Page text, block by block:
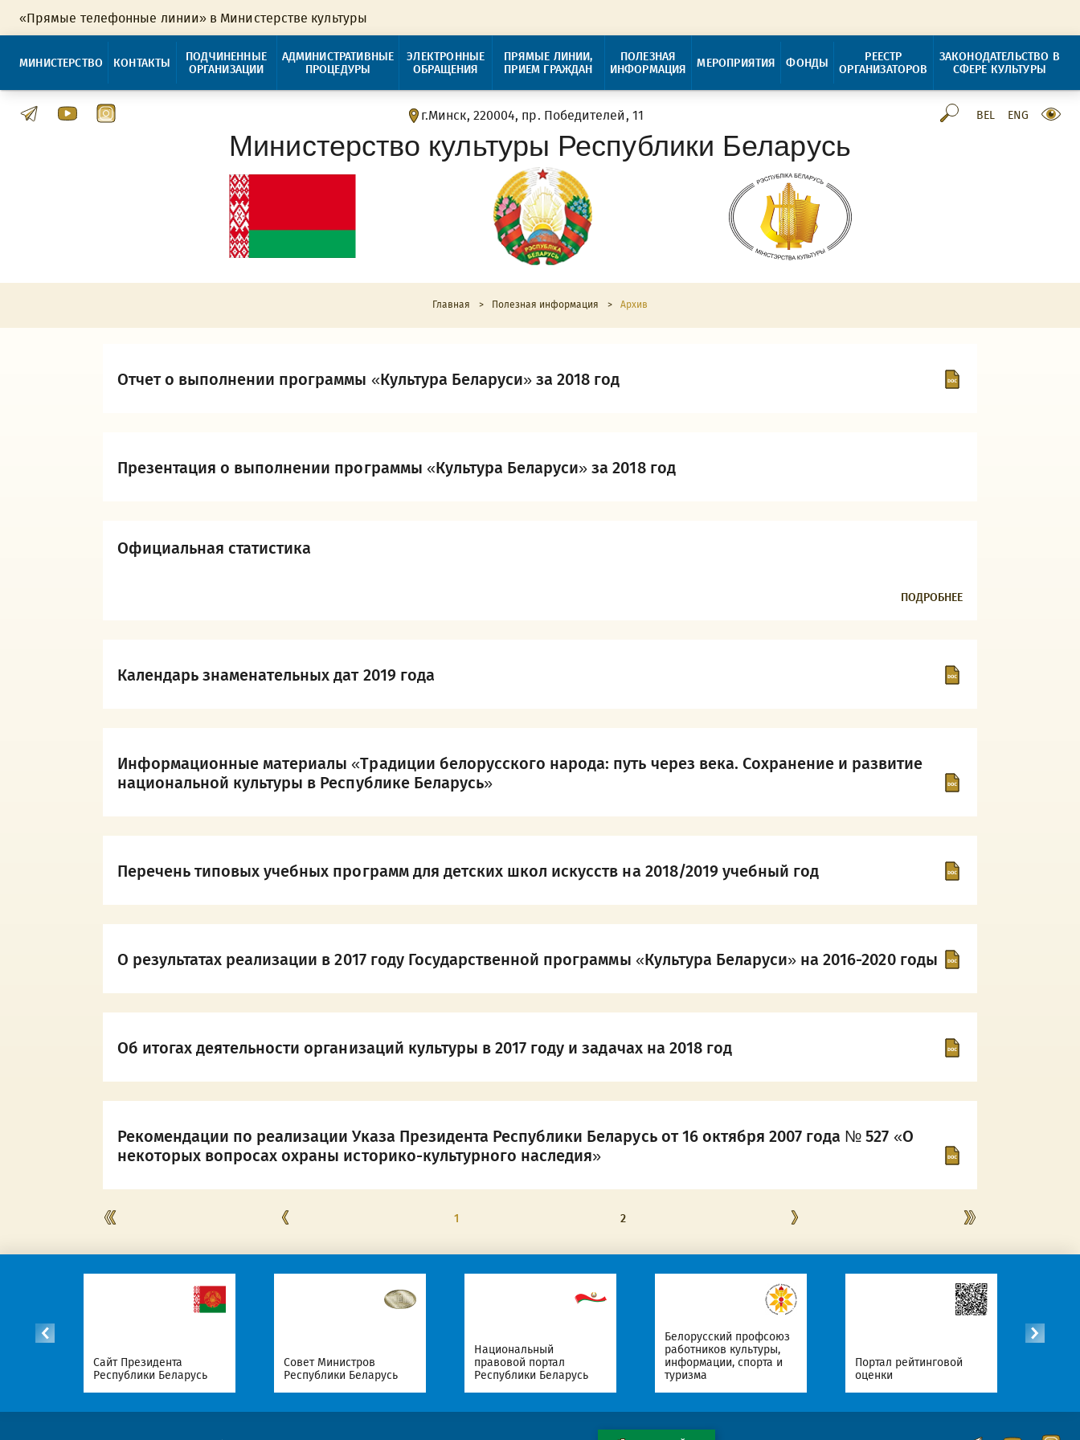
«Прямые телефонные линии» в Министерстве культуры
МИНИСТЕРСТВО КОНТАКТЫ
ПОДЧИНЕННЫЕ
ОРГАНИЗАЦИИ
АДМИНИСТРАТИВНЫЕ
ПРОЦЕДУРЫ
ЭЛЕКТРОННЫЕ
ОБРАЩЕНИЯ
ПРЯМЫЕ ЛИНИИ,
ПРИЕМ ГРАЖДАН
ПОЛЕЗНАЯ
ИНФОРМАЦИЯ
МЕРОПРИЯТИЯ ФОНДЫ
РЕЕСТР
ОРГАНИЗАТОРОВ
ЗАКОНОДАТЕЛЬСТВО В
СФЕРЕ КУЛЬТУРЫ
г.Минск, 220004, пр. Победителей, 11 BEL ENG
Министерство культуры Республики Беларусь
Главная > Полезная информация > Архив
Отчет о выполнении программы «Культура Беларуси» за 2018 год
Презентация о выполнении программы «Культура Беларуси» за 2018 год
Официальная статистика
ПОДРОБНЕЕ
Календарь знаменательных дат 2019 года
Информационные материалы «Традиции белорусского народа: путь через века. Сохранение и развитие
национальной культуры в Республике Беларусь»
Перечень типовых учебных программ для детских школ искусств на 2018/2019 учебный год
О результатах реализации в 2017 году Государственной программы «Культура Беларуси» на 2016-2020 годы
Об итогах деятельности организаций культуры в 2017 году и задачах на 2018 год
Рекомендации по реализации Указа Президента Республики Беларусь от 16 октября 2007 года № 527 «О
некоторых вопросах охраны историко-культурного наследия»
1 2
Сайт Президента
Республики Беларусь
Совет Министров
Республики Беларусь
Национальный
правовой портал
Республики Беларусь
Белорусский профсоюз
работников культуры,
информации, спорта и
туризма
Портал рейтинговой
оценки